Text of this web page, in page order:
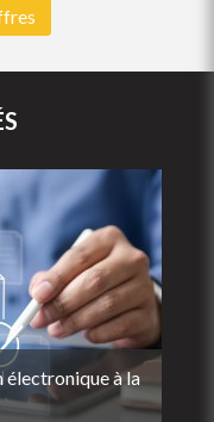
électronique à la